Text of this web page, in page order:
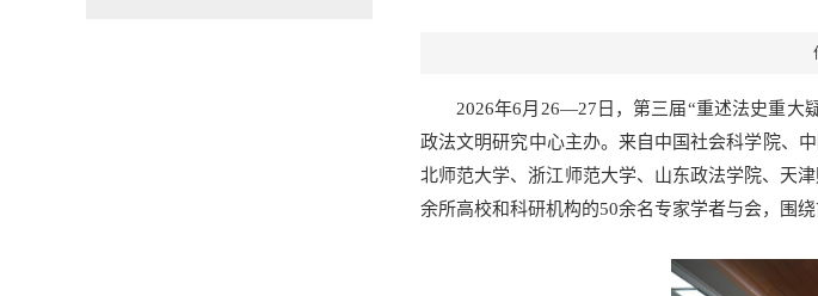
2026年6月26—27日，第三届“重述法史重大
政法文明研究中心主办。来自中国社会科学院、
北师范大学、浙江师范大学、山东政法学院、天
余所高校和科研机构的50余名专家学者与会，围